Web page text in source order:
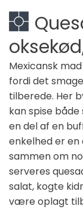
Mexicansk
fordi det
tilberede. Her
kan spise
en del af en
enkelhed er en
sammen om
serveres
salat, kogte
være oplagt